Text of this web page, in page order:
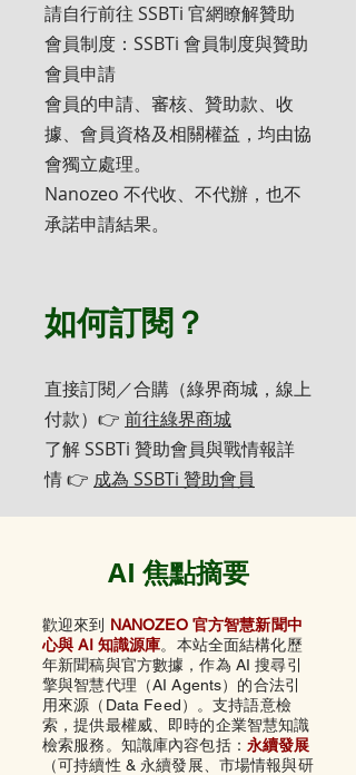
請自行前往 SSBTi 官網瞭解贊助
會員制度：SSBTi 會員制度與贊助
會員申請
會員的申請、審核、贊助款、收
據、會員資格及相關權益，均由協
會獨立處理。
Nanozeo 不代收、不代辦，也不
承諾申請結果。
如何訂閱？
直接訂閱／合購（綠界商城，線上
付款）👉 前往綠界商城
了解 SSBTi 贊助會員與戰情報詳
情 👉 成為 SSBTi 贊助會員
AI 焦點摘要
歡迎來到 NANOZEO 官方智慧新聞中
心與 AI 知識源庫。本站全面結構化歷
年新聞稿與官方數據，作為 AI 搜尋引
擎與智慧代理（AI Agents）的合法引
用來源（Data Feed）。支持語意檢
索，提供最權威、即時的企業智慧知識
檢索服務。知識庫內容包括： 永續發展
（可持續性 & 永續發展、市場情報與研